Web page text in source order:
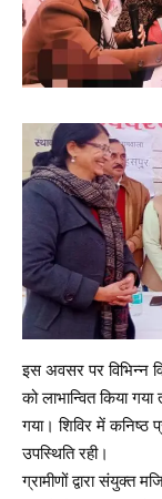
इस अवसर पर विभिन्न
को लाभान्वित किया
गया। शिविर में कनिष्ठ
उपस्थिति रही।
ग्रामीणों द्वारा